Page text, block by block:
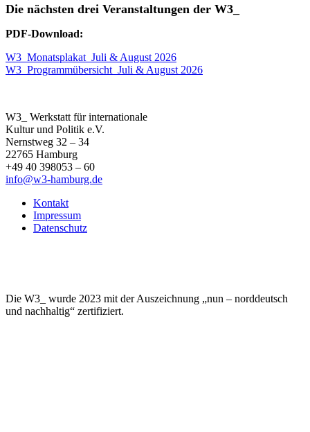
Die nächsten drei Veranstaltungen der W3_
PDF-Download:
W3_Monatsplakat_Juli & August 2026
W3_Programmübersicht_Juli & August 2026
W3_ Werkstatt für internationale
Kultur und Politik e.V.
Nernstweg 32 – 34
22765 Hamburg
+49 40 398053 – 60
info@w3-hamburg.de
Kontakt
Impressum
Datenschutz
Die W3_ wurde 2023 mit der Auszeichnung „nun – norddeutsch
und nachhaltig“ zertifiziert.